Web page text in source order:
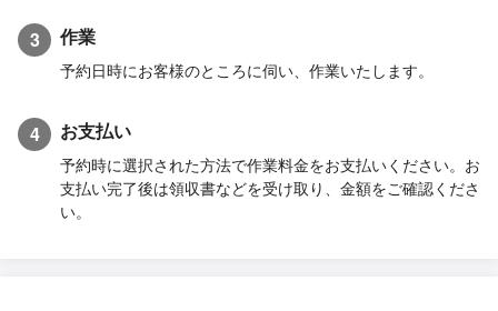
3 作業
予約日時にお客様のところに伺い、作業いたします。
4 お支払い
予約時に選択された方法で作業料金をお支払いください。お
支払い完了後は領収書などを受け取り、金額をご確認くださ
い。